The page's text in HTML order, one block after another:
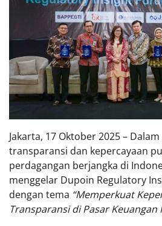
Jakarta, 17 Oktober 2025 –
transparansi dan kepercayaan
perdagangan berjangka di
menggelar Dupoin Regulatory
dengan tema “Memperkuat
Transparansi di Pasar Keuangan